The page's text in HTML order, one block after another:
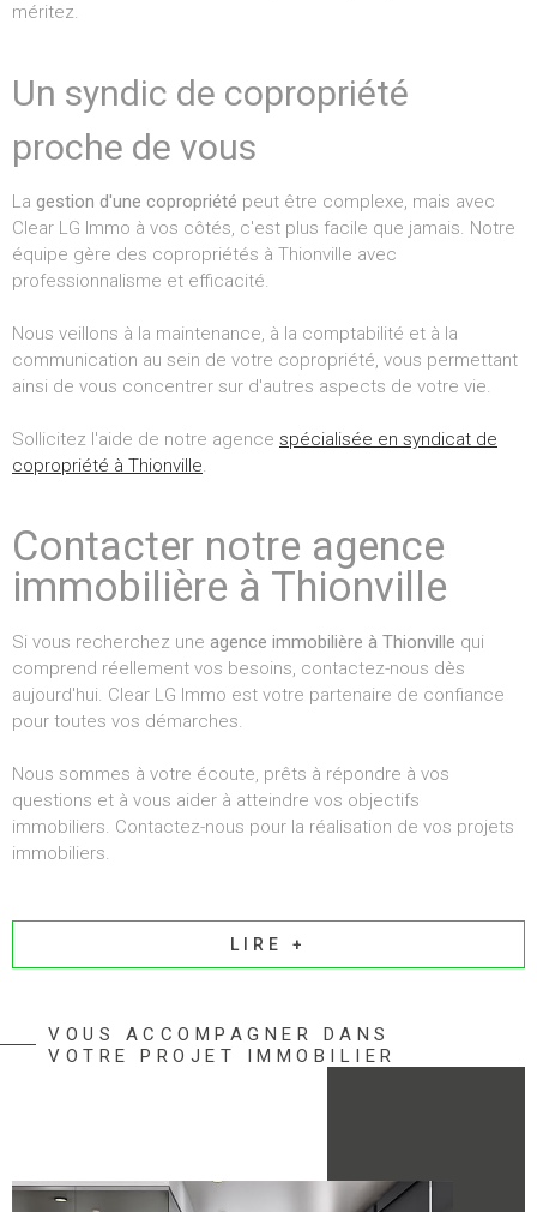
méritez.
Un syndic de copropriété
proche de vous
La gestion d'une copropriété peut être complexe, mais avec
Clear LG Immo à vos côtés, c'est plus facile que jamais. Notre
équipe gère des copropriétés à Thionville avec
professionnalisme et efficacité.
Nous veillons à la maintenance, à la comptabilité et à la
communication au sein de votre copropriété, vous permettant
ainsi de vous concentrer sur d'autres aspects de votre vie.
Sollicitez l'aide de notre agence spécialisée en syndicat de
copropriété à Thionville.
Contacter notre agence
immobilière à Thionville
Si vous recherchez une agence immobilière à Thionville qui
comprend réellement vos besoins, contactez-nous dès
aujourd'hui. Clear LG Immo est votre partenaire de confiance
pour toutes vos démarches.
Nous sommes à votre écoute, prêts à répondre à vos
questions et à vous aider à atteindre vos objectifs
immobiliers. Contactez-nous pour la réalisation de vos projets
immobiliers.
LIRE +
VOUS ACCOMPAGNER DANS
VOTRE PROJET IMMOBILIER